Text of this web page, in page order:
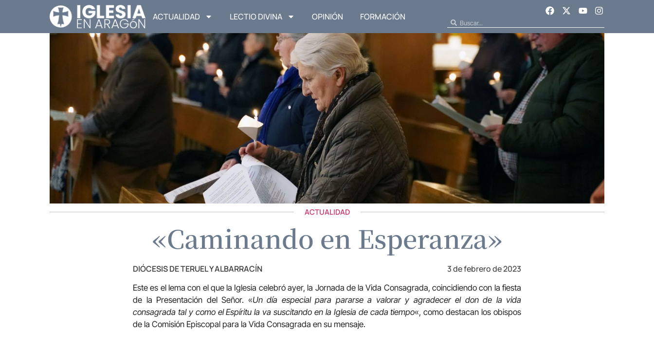
ACTUALIDAD LECTIO DIVINA OPINIÓN FORMACIÓN
ACTUALIDAD
«Caminando en Esperanza»
DIÓCESIS DE TERUEL Y ALBARRACÍN 3 de febrero de 2023
Este es el lema con el que la Iglesia celebró ayer, la Jornada de la Vida Consagrada, coincidiendo con la fiesta
de la Presentación del Señor. «Un día especial para pararse a valorar y agradecer el don de la vida
consagrada tal y como el Espíritu la va suscitando en la Iglesia de cada tiempo«, como destacan los obispos
de la Comisión Episcopal para la Vida Consagrada en su mensaje.